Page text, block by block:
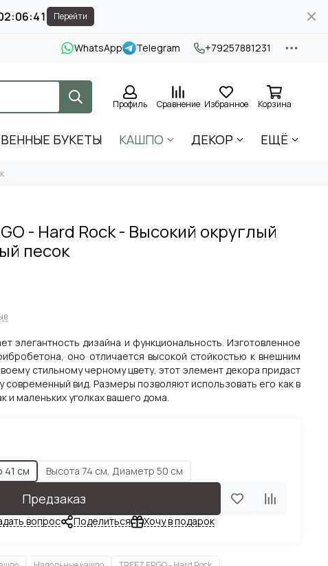
Перейти
WhatsApp Telegram +79257881231
Профиль Сравнение Избранное Корзина
БУКЕТЫ КАШПО ДЕКОР ЕЩЁ
- Hard Rock - Высокий округлый
песок
элегантность дизайна и функциональность. Изготовленное
оно отличается высокой стойкостью к внешним
стильному черному цвету, этот элемент декора придаст
современный вид. Размеры позволяют использовать его как в
и маленьких уголках вашего дома.
41 см
Высота 74 см, Диаметр 50 см
Предзаказ
вопрос Поделиться Хочу в подарок